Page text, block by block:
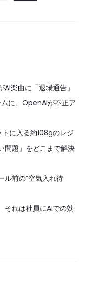
楽曲に「退場通告」
に、OpenAIが不正ア
に入る約108gのレジ
問題」をどこまで解決
ル前の“空気入れ待
それは社員にAIでの効